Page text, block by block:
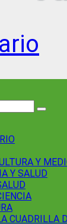
Y
Y SALUD
CUADRILLA